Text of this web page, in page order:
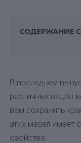
СОДЕРЖАНИЕ
В последнем
различных видов
вам сохранить
этих масел имеет
свойства: